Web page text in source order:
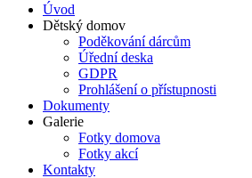
Úvod
Dětský domov
Poděkování dárcům
Úřední deska
GDPR
Prohlášení o přístupnosti
Dokumenty
Galerie
Fotky domova
Fotky akcí
Kontakty